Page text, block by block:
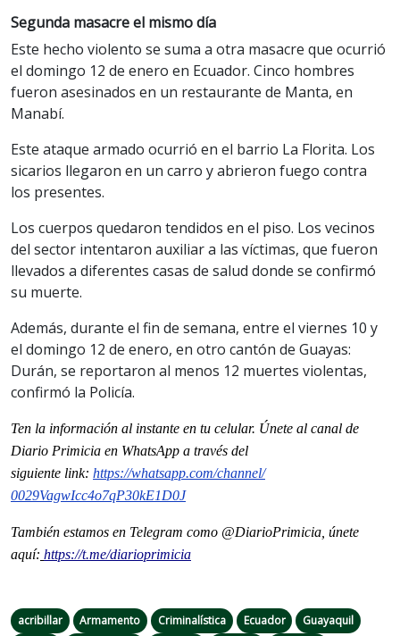
Segunda masacre el mismo día
Este hecho violento se suma a otra masacre que ocurrió
el domingo 12 de enero en Ecuador. Cinco hombres
fueron asesinados en un restaurante de Manta, en
Manabí.
Este ataque armado ocurrió en el barrio La Florita. Los
sicarios llegaron en un carro y abrieron fuego contra
los presentes.
Los cuerpos quedaron tendidos en el piso. Los vecinos
del sector intentaron auxiliar a las víctimas, que fueron
llevados a diferentes casas de salud donde se confirmó
su muerte.
Además, durante el fin de semana, entre el viernes 10 y
el domingo 12 de enero, en otro cantón de Guayas:
Durán, se reportaron al menos 12 muertes violentas,
confirmó la Policía.
Ten la información al instante en tu celular. Únete al canal de
Diario Primicia en WhatsApp a través del
siguiente link: https://whatsapp.com/channel/
0029VagwIcc4o7qP30kE1D0J
También estamos en Telegram como @DiarioPrimicia, únete
aquí: https://t.me/diarioprimicia
acribillar Armamento Criminalística Ecuador
Guayaquil